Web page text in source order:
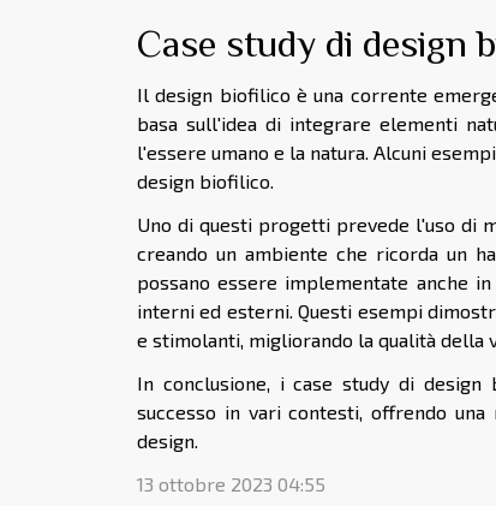
Case study di design
Il design biofilico è una corrente
basa sull'idea di integrare elementi
l'essere umano e la natura. Alcuni
design biofilico.
Uno di questi progetti prevede l'uso di
creando un ambiente che ricorda un
possano essere implementate anche
interni ed esterni. Questi esempi
e stimolanti, migliorando la qualità della
In conclusione, i case study di
successo in vari contesti, offrendo
design.
13 ottobre 2023 04:55